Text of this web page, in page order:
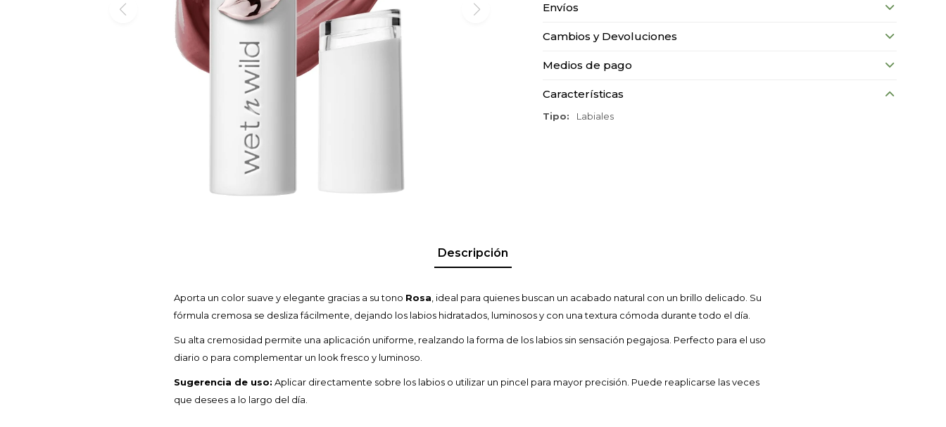
Envíos
Cambios y Devoluciones
Medios de pago
Características
Tipo Labiales
Descripción
Aporta un color suave y elegante gracias a su tono Rosa , ideal para quienes buscan un acabado natural con un brillo delicado. Su
fórmula cremosa se desliza fácilmente, dejando los labios hidratados, luminosos y con una textura cómoda durante todo el día.
Su alta cremosidad permite una aplicación uniforme, realzando la forma de los labios sin sensación pegajosa. Perfecto para el uso
diario o para complementar un look fresco y luminoso.
Sugerencia de uso: Aplicar directamente sobre los labios o utilizar un pincel para mayor precisión. Puede reaplicarse las veces
que desees a lo largo del día.